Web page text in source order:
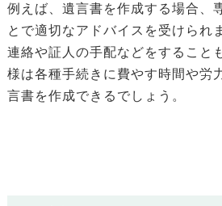
例えば、遺言書を作成する場合、
とで適切なアドバイスを受けられ
連絡や証人の手配などをすること
様は各種手続きに費やす時間や労
言書を作成できるでしょう。